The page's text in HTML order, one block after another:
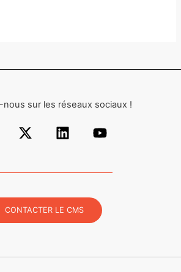
nous sur les réseaux sociaux !
CONTACTER LE CMS